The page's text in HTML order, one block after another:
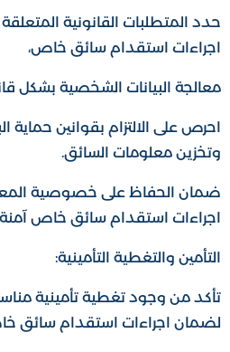
حدد المتطلبات القانونية المتعلقة
اجراءات استقدام سائق خاص،
معالجة البيانات الشخصية بشكل
احرص على الالتزام بقوانين حماية
وتخزين معلومات السائق.
ضمان الحفاظ على خصوصية
اجراءات استقدام سائق خاص
التأمين والتغطية التأمينية:
تأكد من وجود تغطية تأمينية
لضمان اجراءات استقدام سائق